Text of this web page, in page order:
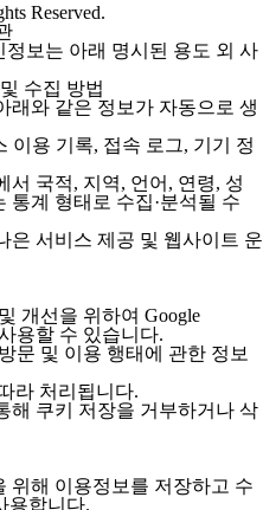
Reserved.
보는 아래 명시된 용도 외 사
수집 방법
래와 같은 정보가 자동으로 생
이용 기록, 접속 로그, 기기 정
서 국적, 지역, 언어, 연령, 성
통계 형태로 수집·분석될 수
은 서비스 제공 및 웹사이트 운
개선을 위하여 Google
용할 수 있습니다.
문 및 이용 행태에 관한 정보
라 처리됩니다.
해 쿠키 저장을 거부하거나 삭
위해 이용정보를 저장하고 수
용합니다.